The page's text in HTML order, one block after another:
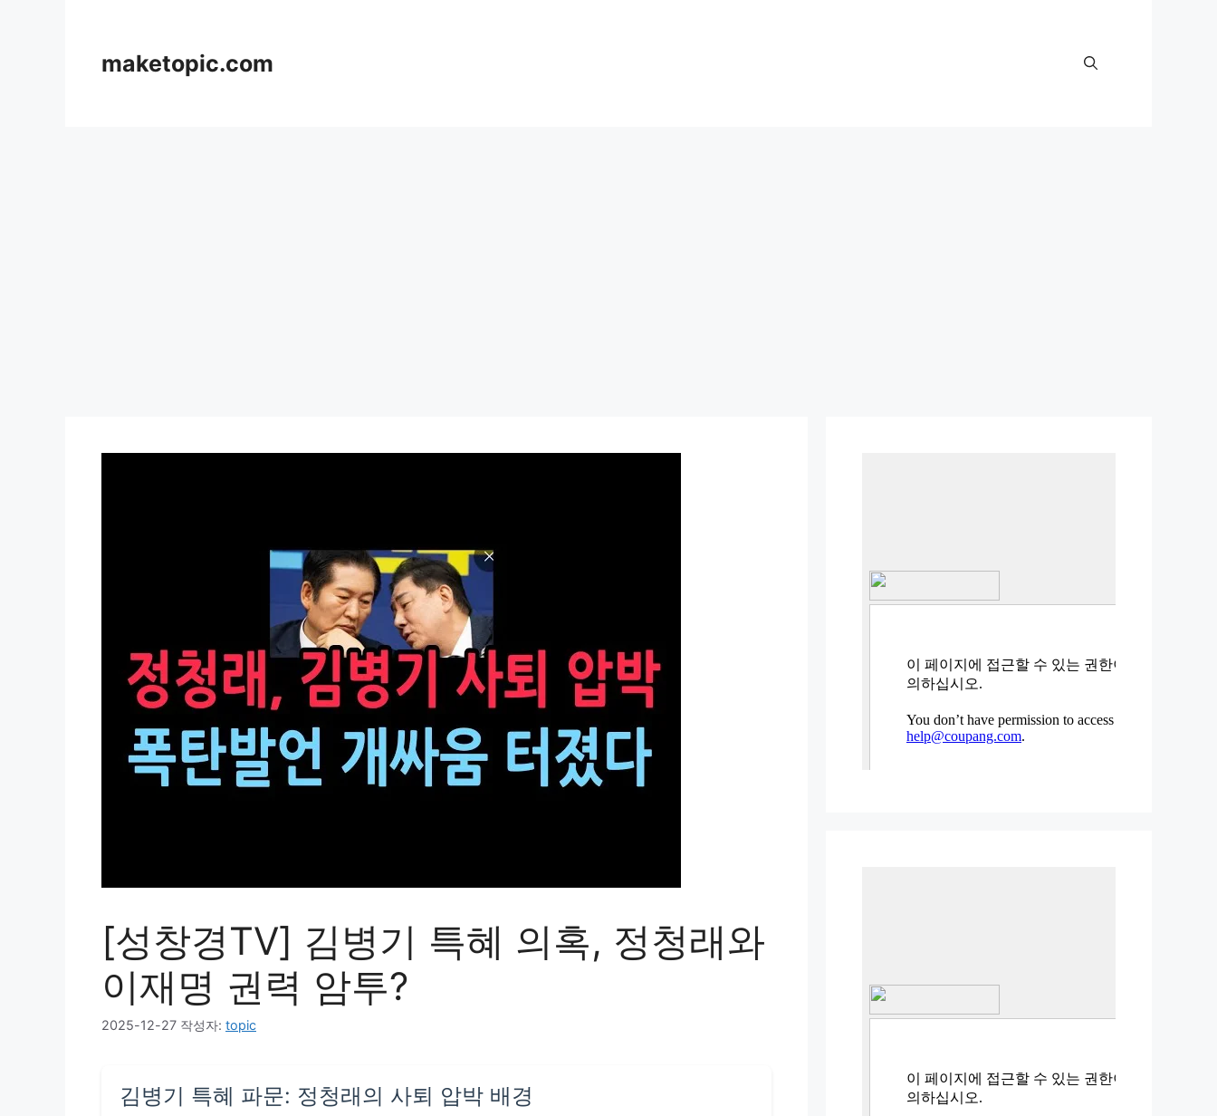
maketopic.com
[성창경TV] 김병기 특혜 의혹, 정청래와
이재명 권력 암투?
2025-12-27 작성자: topic
김병기 특혜 파문: 정청래의 사퇴 압박 배경